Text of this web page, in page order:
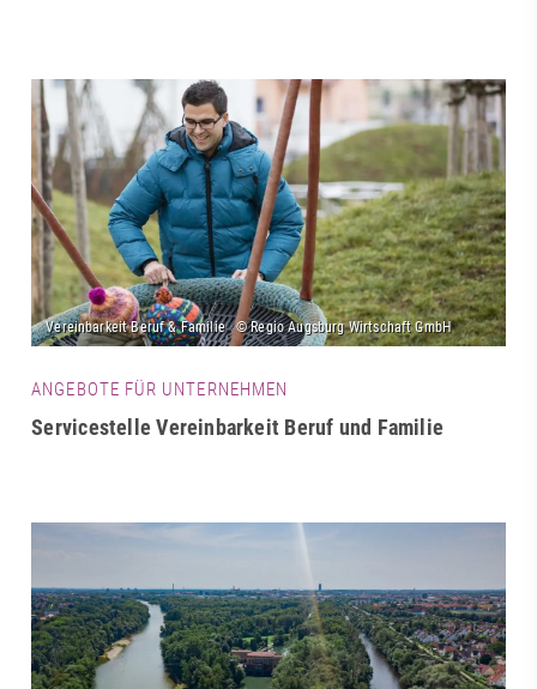
ANGEBOTE FÜR UNTERNEHMEN
Servicestelle Vereinbarkeit Beruf und Familie